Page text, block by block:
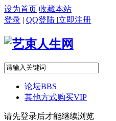
设为首页 收藏本站
登录 | QQ登陆 |立即注册
论坛BBS
其他方式购买VIP
请先登录后才能继续浏览